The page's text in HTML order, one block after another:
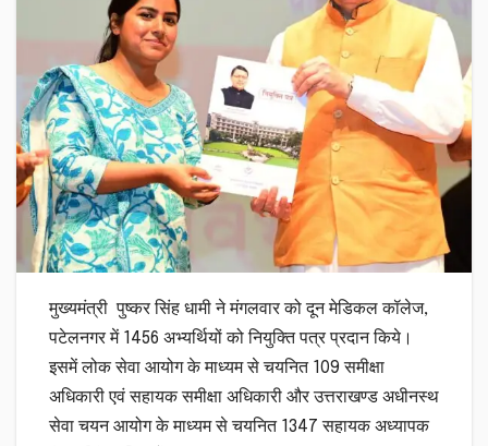
मुख्यमंत्री पुष्कर सिंह धामी ने मंगलवार को दून मेडिकल कॉलेज,
पटेलनगर में 1456 अभ्यर्थियों को नियुक्ति पत्र प्रदान किये।
इसमें लोक सेवा आयोग के माध्यम से चयनित 109 समीक्षा
अधिकारी एवं सहायक समीक्षा अधिकारी और उत्तराखण्ड अधीनस्थ
सेवा चयन आयोग के माध्यम से चयनित 1347 सहायक अध्यापक